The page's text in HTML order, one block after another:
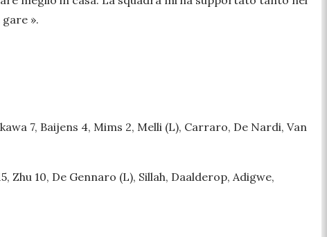
».
7, Baijens 4, Mims 2, Melli (L), Carraro, De Nardi, Van
Zhu 10, De Gennaro (L), Sillah, Daalderop, Adigwe,